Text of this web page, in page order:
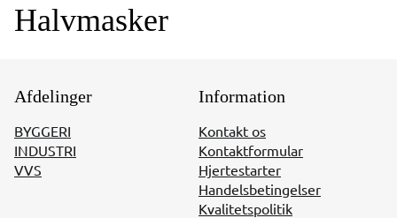
Halvmasker
Afdelinger
BYGGERI
INDUSTRI
VVS
Information
Kontakt os
Kontaktformular
Hjertestarter
Handelsbetingelser
Kvalitetspolitik